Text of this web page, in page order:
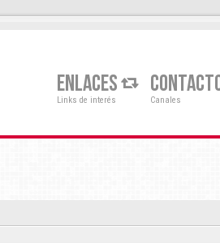
ENLACES
Links de interés Canales